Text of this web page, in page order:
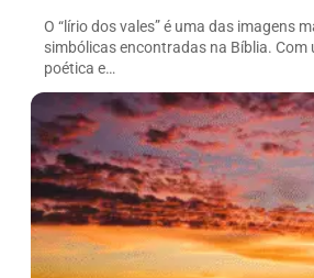
O “lírio dos vales” é uma das imagens
simbólicas encontradas na Bíblia. Com
poética e…